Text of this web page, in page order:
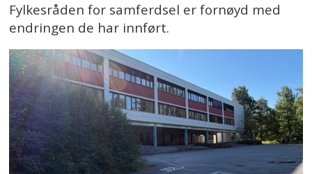
Fylkesråden for samferdsel er fornøyd med
endringen de har innført.